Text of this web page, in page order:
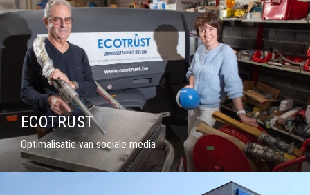
ECOTRUST
Optimalisatie van sociale media